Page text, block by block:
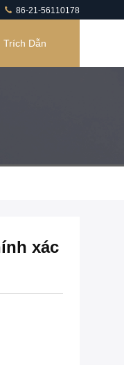
86-21-56110178
Trích Dẫn
xác